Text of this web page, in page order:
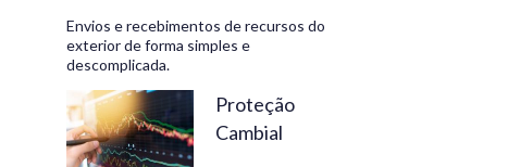
Envios e recebimentos de recursos do
exterior de forma simples e
descomplicada.
Proteção
Cambial